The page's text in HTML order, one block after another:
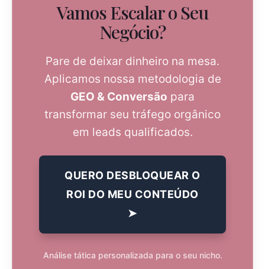
Vamos Escalar o Seu
Negócio?
Pare de deixar dinheiro na mesa.
Aplicamos nossa metodologia de
GEO & Conversão para
transformar seu tráfego orgânico
em leads qualificados.
QUERO DESBLOQUEAR O
ROI DO MEU CONTEÚDO
➤
Análise tática personalizada para o seu nicho.